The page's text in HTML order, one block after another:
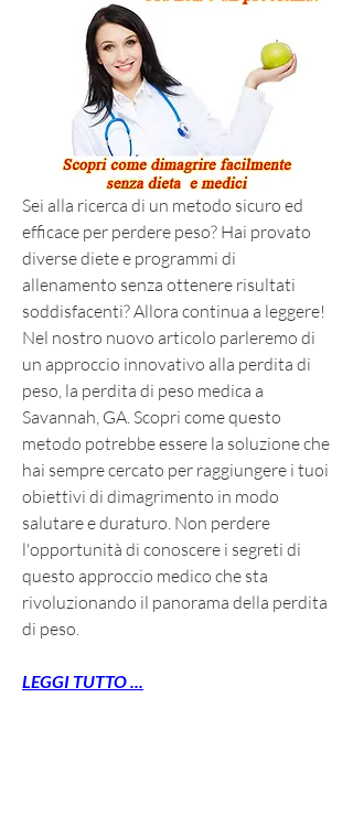
Sei alla ricerca di un metodo sicuro ed
efficace per perdere peso? Hai provato
diverse diete e programmi di
allenamento senza ottenere risultati
soddisfacenti? Allora continua a leggere!
Nel nostro nuovo articolo parleremo di
un approccio innovativo alla perdita di
peso, la perdita di peso medica a
Savannah, GA. Scopri come questo
metodo potrebbe essere la soluzione che
hai sempre cercato per raggiungere i tuoi
obiettivi di dimagrimento in modo
salutare e duraturo. Non perdere
l'opportunità di conoscere i segreti di
questo approccio medico che sta
rivoluzionando il panorama della perdita
di peso.
LEGGI TUTTO ...